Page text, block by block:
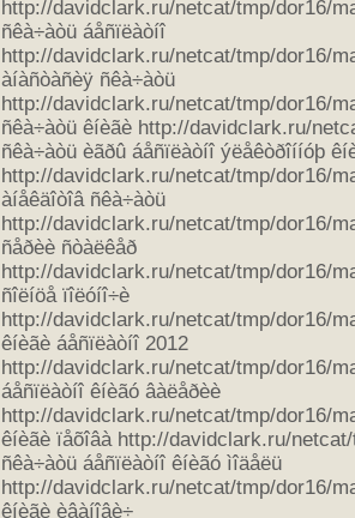
http://davidclark.ru/netcat/tmp/dor16/
ñêà÷àòü áåñïëàòíî
http://davidclark.ru/netcat/tmp/dor16/
àíàñòàñèÿ ñêà÷àòü
http://davidclark.ru/netcat/tmp/dor16/
ñêà÷àòü êíèãè http://davidclark.ru/
ñêà÷àòü èãðû áåñïëàòíî ýëåêòðîííóþ
http://davidclark.ru/netcat/tmp/dor16/
àíåêäîòîâ ñêà÷àòü
http://davidclark.ru/netcat/tmp/dor16/
ñåðèè ñòàëêåð
http://davidclark.ru/netcat/tmp/dor16/
ñîëíöå ïîëóíî÷è
http://davidclark.ru/netcat/tmp/dor16/
êíèãè áåñïëàòíî 2012
http://davidclark.ru/netcat/tmp/dor16/
áåñïëàòíî êíèãó âàëåðèè
http://davidclark.ru/netcat/tmp/dor16/
êíèãè ïåõîâà http://davidclark.ru/
ñêà÷àòü áåñïëàòíî êíèãó ìîäåëü
http://davidclark.ru/netcat/tmp/dor16/
êíèãè èâàíîâè÷